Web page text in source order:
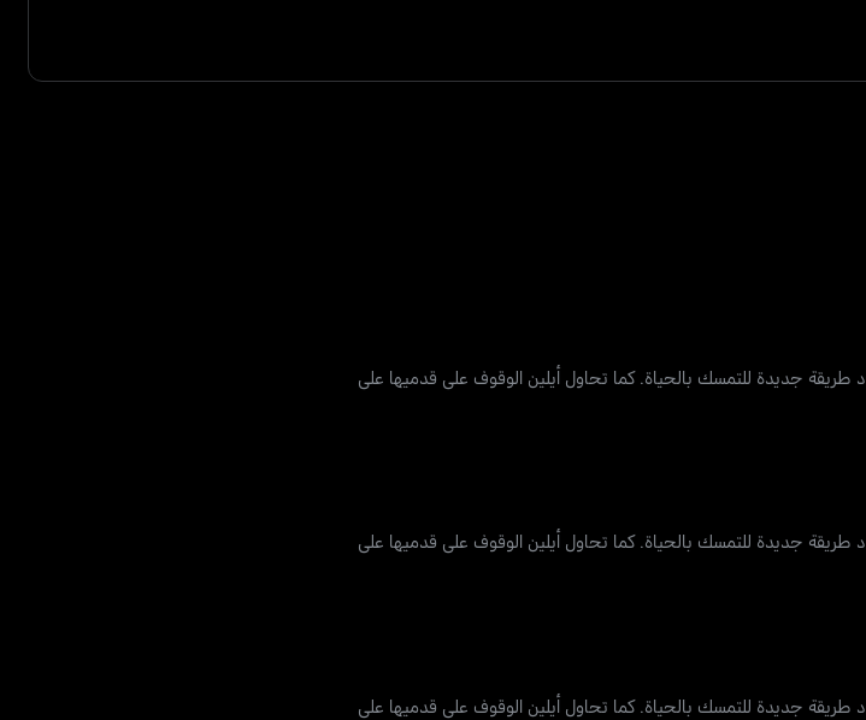
طريقة جديدة للتمسك بالحياة. كما تحاول أيلين الوقوف على قدميها على
طريقة جديدة للتمسك بالحياة. كما تحاول أيلين الوقوف على قدميها على
طريقة جديدة للتمسك بالحياة. كما تحاول أيلين الوقوف على قدميها على